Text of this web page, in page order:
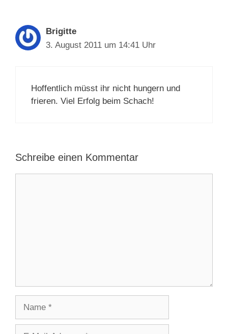
Brigitte
3. August 2011 um 14:41 Uhr
Hoffentlich müsst ihr nicht hungern und
frieren. Viel Erfolg beim Schach!
Schreibe einen Kommentar